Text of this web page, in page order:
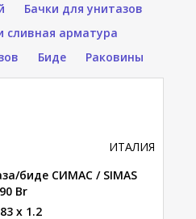
Бачки для унитазов
сливная арматура
Биде Раковины
ИТАЛИЯ
биде СИМАС / SIMAS
Br
x 1.2